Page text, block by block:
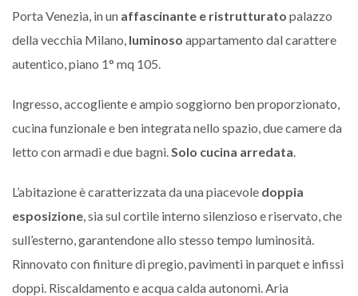
Porta Venezia, in un affascinante e ristrutturato palazzo
della vecchia Milano, luminoso appartamento dal carattere
autentico, piano 1° mq 105.
Ingresso, accogliente e ampio soggiorno ben proporzionato,
cucina funzionale e ben integrata nello spazio, due camere da
letto con armadi e due bagni.Solo cucina arredata.
L’abitazione è caratterizzata da una piacevole doppia
esposizione, sia sul cortile interno silenzioso e riservato, che
sull’esterno, garantendone allo stesso tempo luminosità.
Rinnovato con finiture di pregio, pavimenti in parquet e infissi
doppi. Riscaldamento e acqua calda autonomi. Aria